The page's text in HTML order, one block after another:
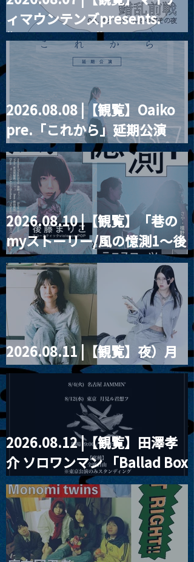
ィマウンテンズpresents.
“HALL-IN-ONE”
2026.08.08 |【観覧】Oaiko
pre.「これから」延期公演
Blurred City Lights × 17歳
とベルリンの壁
2026.08.10 |【観覧】「巷の
myストーリー/風の憶測1～後
藤まりこアコースティック
violence POPとテニスコー
ツ」
2026.08.11 |【観覧】夜）月
見ル君想フpre. Sugar Shock
2026.08.12 |【観覧】田澤孝
介 ソロワンマン 「Ballad Box
2026」